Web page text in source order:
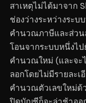
สาเหตุไม่ได้มาจาก
ช่องว่างระหว่างระบ
คำนวณภาษีและส่วน
โอนจากระบบหนึ่งไ
คำนวณใหม่ (และจะ
ลอกโดยไม่มีรายละ
คำนวณตัวเลขใหม่ด้